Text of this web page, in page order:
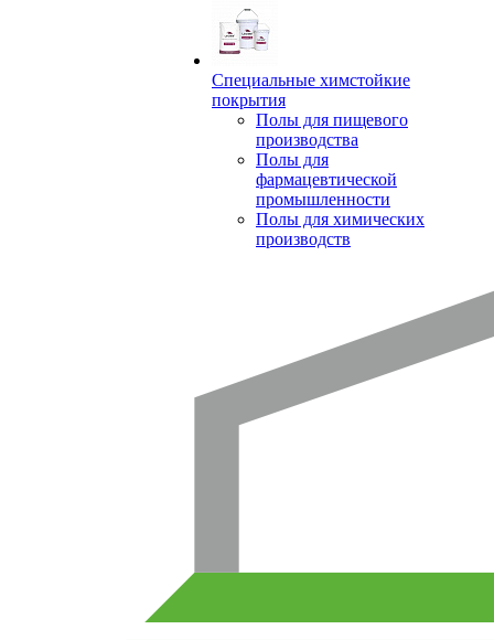
Специальные химстойкие
покрытия
Полы для пищевого
производства
Полы для
фармацевтической
промышленности
Полы для химических
производств